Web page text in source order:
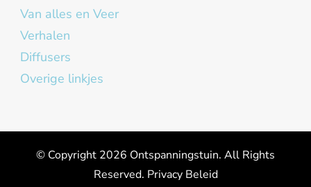
Van alles en Veer
Verhalen
Diffusers
Overige linkjes
© Copyright 2026 Ontspanningstuin. All Rights
Reserved. Privacy Beleid